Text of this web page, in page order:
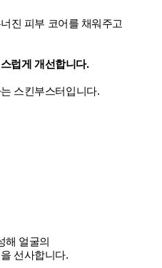
진 피부 코어를 채워주고
럽게 개선합니다.
스킨부스터입니다.
해 얼굴의
선사합니다.